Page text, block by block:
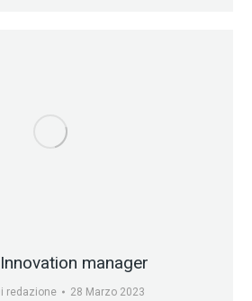
manager
redazione 28 Marzo 2023